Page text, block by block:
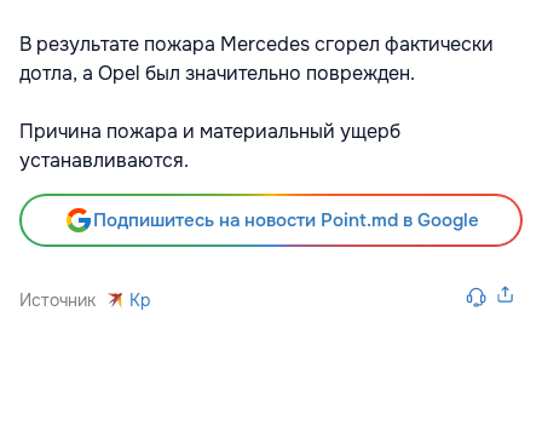
В результате пожара Mercedes сгорел фактически
дотла, а Opel был значительно поврежден.
Причина пожара и материальный ущерб
устанавливаются.
Подпишитесь на новости Point.md в Google
Источник Kp